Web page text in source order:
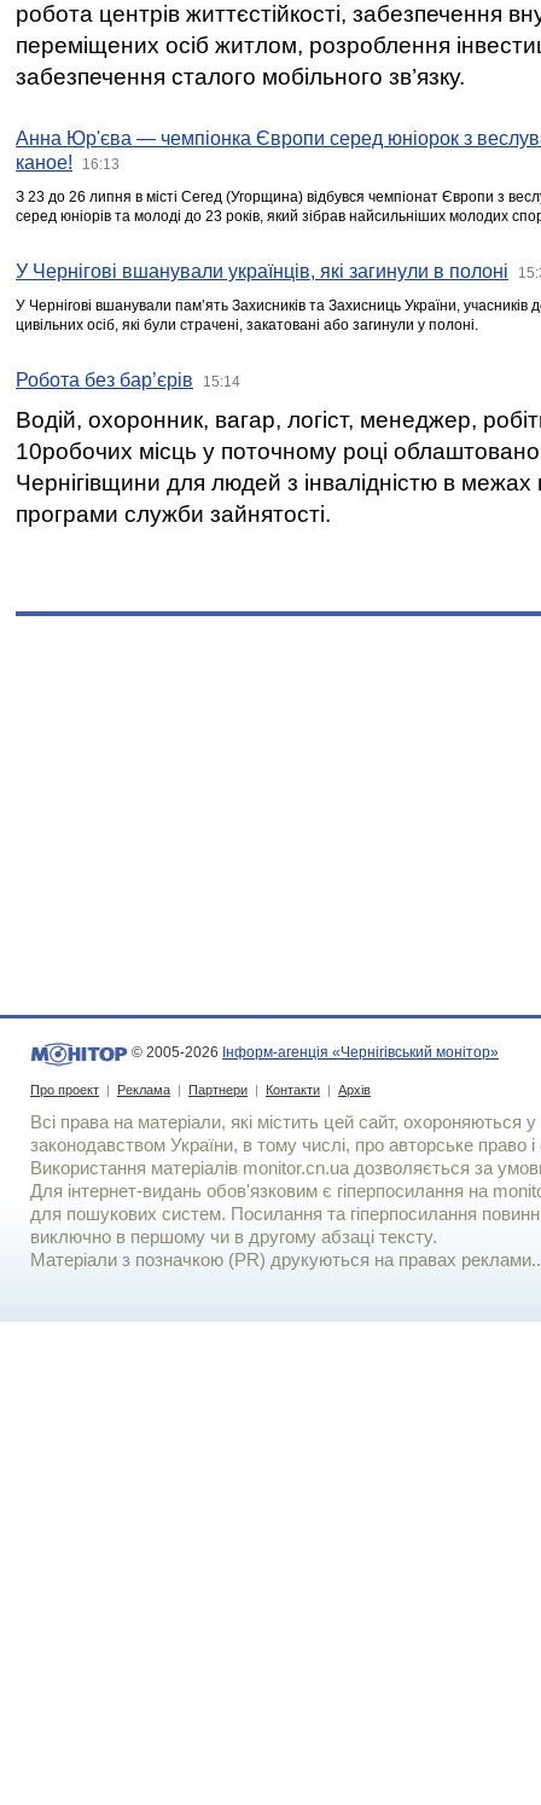
робота центрів життєстійкості, забезпечення
переміщених осіб житлом, розроблення
забезпечення сталого мобільного зв’язку.
Анна Юр'єва — чемпіонка Європи серед юніорок з
каное!
16:13
З 23 до 26 липня в місті Сегед (Угорщина) відбувся чемпіонат Європи з
серед юніорів та молоді до 23 років, який зібрав найсильніших молодих
У Чернігові вшанували українців, які загинули в полоні
У Чернігові вшанували пам’ять Захисників та Захисниць України,
цивільних осіб, які були страчені, закатовані або загинули у полоні.
Робота без бар’єрів 15:14
Водій, охоронник, вагар, логіст, менеджер,
10робочих місць у поточному році
Чернігівщини для людей з інвалідністю в межах
програми служби зайнятості.
© 2005-2026 Інформ-агенція «Чернігівський монітор»
Про проект | Реклама | Партнери | Контакти | Архів
Всі права на матеріали, які містить цей сайт, охороняються у
законодавством України, в тому числі, про авторське право і
Використання матерiалiв monitor.cn.ua дозволяється за
Для iнтернет-видань обов'язковим є гiперпосилання на
для пошукових систем. Посилання та гіперпосилання
виключно в першому чи в другому абзаці тексту.
Матеріали з позначкою (PR) друкуються на правах реклами..